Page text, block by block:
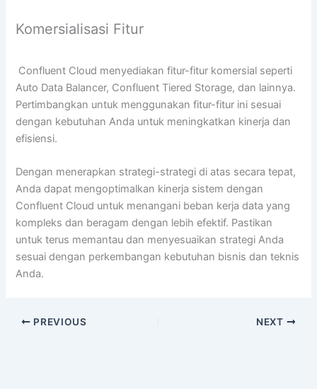
Komersialisasi Fitur
Confluent Cloud menyediakan fitur-fitur komersial seperti
Auto Data Balancer, Confluent Tiered Storage, dan lainnya.
Pertimbangkan untuk menggunakan fitur-fitur ini sesuai
dengan kebutuhan Anda untuk meningkatkan kinerja dan
efisiensi.
Dengan menerapkan strategi-strategi di atas secara tepat,
Anda dapat mengoptimalkan kinerja sistem dengan
Confluent Cloud untuk menangani beban kerja data yang
kompleks dan beragam dengan lebih efektif. Pastikan
untuk terus memantau dan menyesuaikan strategi Anda
sesuai dengan perkembangan kebutuhan bisnis dan teknis
Anda.
PREVIOUS NEXT